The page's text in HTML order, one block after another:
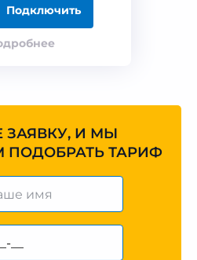
Подключить
ЗАЯВКУ, И МЫ
ТАРИФ